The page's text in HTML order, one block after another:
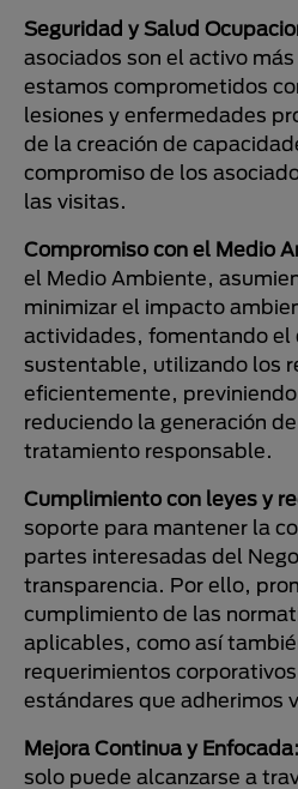
Seguridad y Salud
asociados son el activo
estamos comprometidos
lesiones y enfermedades
de la creación de
compromiso de los
las visitas.
Compromiso con el Medio
el Medio Ambiente,
minimizar el impacto
actividades, fomentando el
sustentable, utilizando los
eficientemente,
reduciendo la generación
tratamiento responsable.
Cumplimiento con leyes y
soporte para mantener la
partes interesadas del
transparencia. Por ello,
cumplimiento de las
aplicables, como así
requerimientos
estándares que adherimos
Mejora Continua y Enfocada:
solo puede alcanzarse a